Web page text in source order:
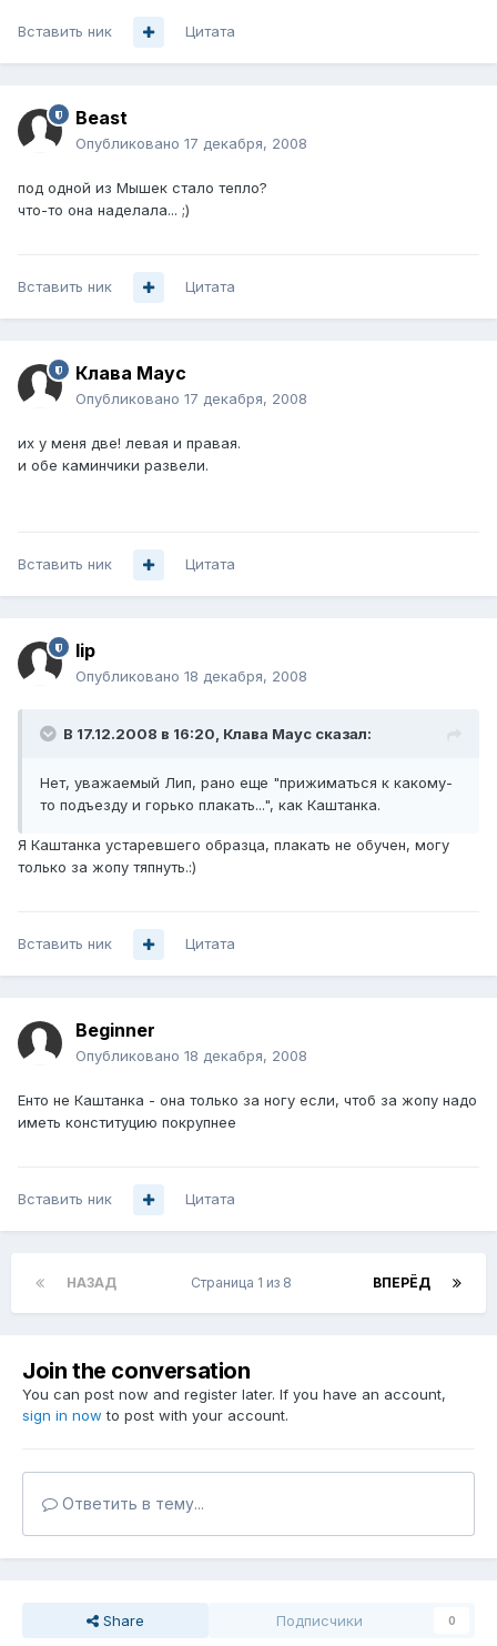
Вставить ник Цитата
Beast
Опубликовано 17 декабря, 2008
под одной из Мышек стало тепло?
что-то она наделала... ;)
Вставить ник Цитата
Клава Маус
Опубликовано 17 декабря, 2008
их у меня две! левая и правая.
и обе каминчики развели.
Вставить ник Цитата
lip
Опубликовано 18 декабря, 2008
В 17.12.2008 в 16:20, Клава Маус сказал:
Нет, уважаемый Лип, рано еще "прижиматься к какому-
то подъезду и горько плакать...", как Каштанка.
Я Каштанка устаревшего образца, плакать не обучен, могу
только за жопу тяпнуть.:)
Вставить ник Цитата
Beginner
Опубликовано 18 декабря, 2008
Енто не Каштанка - она только за ногу если, чтоб за жопу надо
иметь конституцию покрупнее
Вставить ник Цитата
НАЗАД ВПЕРЁД
Страница 1 из 8
Join the conversation
You can post now and register later. If you have an account,
sign in now to post with your account.
Ответить в тему...
Share Подписчики 0